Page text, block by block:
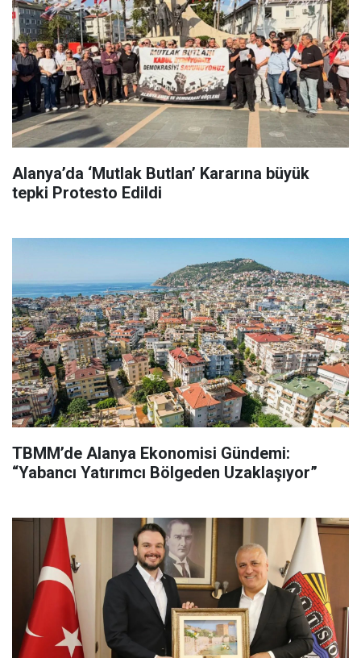
Alanya’da ‘Mutlak Butlan’ Kararına büyük
tepki Protesto Edildi
TBMM’de Alanya Ekonomisi Gündemi:
“Yabancı Yatırımcı Bölgeden Uzaklaşıyor”